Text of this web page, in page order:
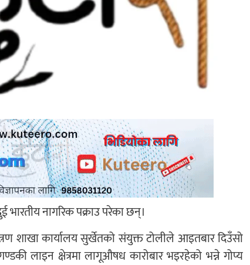
भारतीय नागरिक पक्राउ परेका छन्।
शाखा कार्यालय सुर्खेतको संयुक्त टोलीले आइतबार दिउँसो
लाइन क्षेत्रमा लागूऔषध कारोबार भइरहेको भन्ने गोप्य